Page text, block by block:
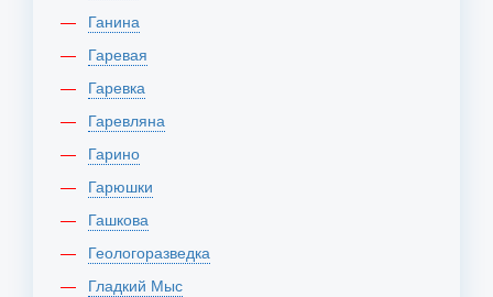
Ганина
Гаревая
Гаревка
Гаревляна
Гарино
Гарюшки
Гашкова
Геологоразведка
Гладкий Мыс